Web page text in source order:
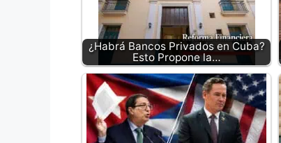
¿Habrá Bancos Privados en Cuba?
Esto Propone la…